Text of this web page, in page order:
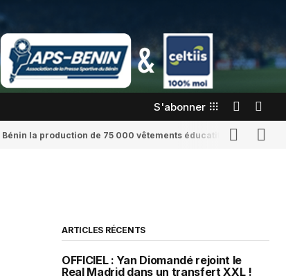
S'abonner
la production de 75 000 vêtements éducatifs
ARTICLES RÉCENTS
OFFICIEL : Yan Diomandé rejoint le
Real Madrid dans un transfert XXL !